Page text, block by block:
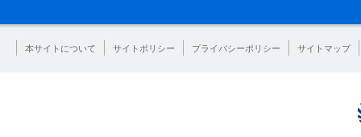
本サイトについて サイトポリシー プライバシーポリシー サイトマップ